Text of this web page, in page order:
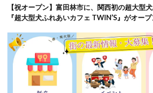
【祝オープン】富田林市に、関西初の超大型
『超大型犬ふれあいカフェ TWIN’S』がオープ